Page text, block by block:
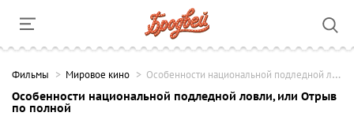
Фильмы Мировое кино Особенности национальной подледной ловли, или Отрыв по полной
Особенности национальной подледной ловли, или Отрыв
по полной